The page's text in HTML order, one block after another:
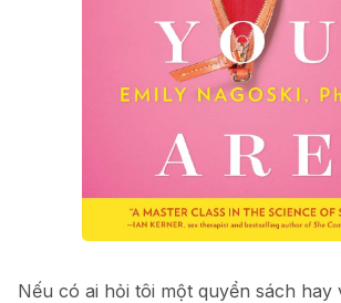
Nếu có ai hỏi tôi một quyển sách hay